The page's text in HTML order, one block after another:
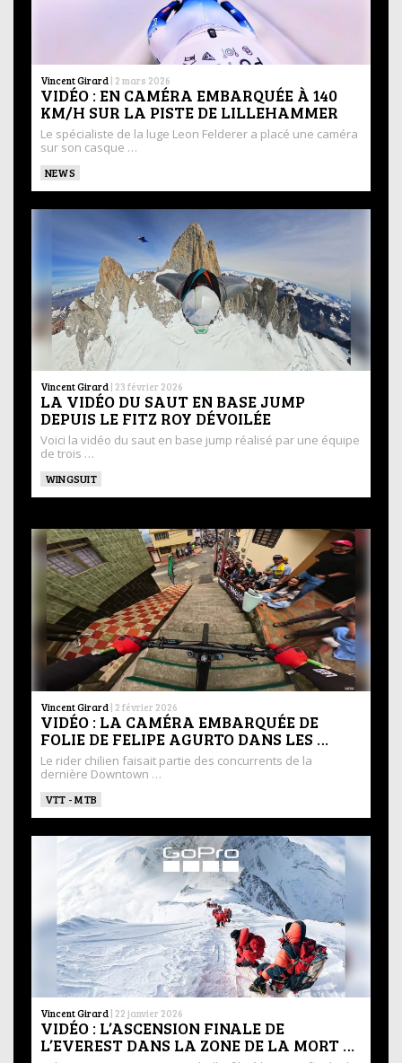
Vincent Girard | 2 mars 2026
VIDÉO : EN CAMÉRA EMBARQUÉE À 140
KM/H SUR LA PISTE DE LILLEHAMMER
Le spécialiste de la luge Leon Felderer a placé une caméra
sur son casque …
NEWS
Vincent Girard | 23 février 2026
LA VIDÉO DU SAUT EN BASE JUMP
DEPUIS LE FITZ ROY DÉVOILÉE
Voici la vidéo du saut en base jump réalisé par une équipe
de trois …
WINGSUIT
Vincent Girard | 2 février 2026
VIDÉO : LA CAMÉRA EMBARQUÉE DE
FOLIE DE FELIPE AGURTO DANS LES …
Le rider chilien faisait partie des concurrents de la
dernière Downtown …
VTT - MTB
Vincent Girard | 22 janvier 2026
VIDÉO : L’ASCENSION FINALE DE
L’EVEREST DANS LA ZONE DE LA MORT …